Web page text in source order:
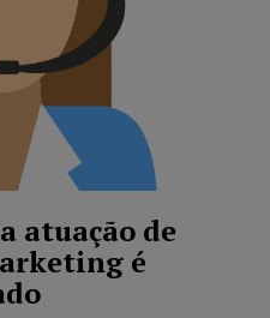
atuação de
é